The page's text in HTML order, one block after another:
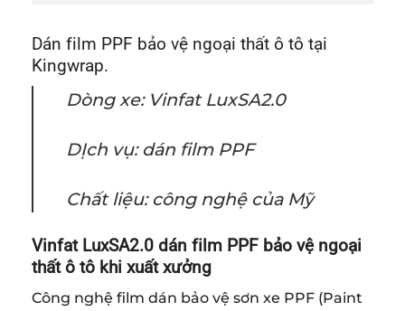
Dán film PPF bảo vệ ngoại thất ô tô tại
Kingwrap.
Dòng xe: Vinfat LuxSA2.0
DỊch vụ: dán film PPF
Chất liệu: công nghệ của Mỹ
Vinfat LuxSA2.0 dán film PPF bảo vệ ngoại
thất ô tô khi xuất xưởng
Công nghệ film dán bảo vệ sơn xe PPF (Paint